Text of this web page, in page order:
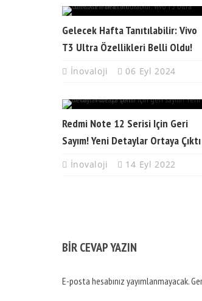
Gelecek Hafta Tanıtılabilir: Vivo
T3 Ultra Özellikleri Belli Oldu!
İnovaloji 06 Eyl 2024
Redmi Note 12 Serisi Için Geri
Sayım! Yeni Detaylar Ortaya Çıktı
İnovaloji 14 Eyl 2022
BIR CEVAP YAZIN
E-posta hesabınız yayımlanmayacak.